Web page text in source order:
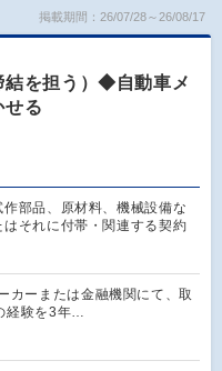
掲載期間：26/07/28～26/08/17
結を担う）◆自動車メ
せる
部品、原材料、機械設備な
それに付帯・関連する契約
カーまたは金融機関にて、取
経験を3年…